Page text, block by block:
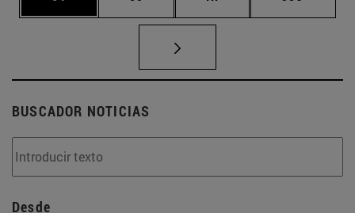
BUSCADOR NOTICIAS
Desde